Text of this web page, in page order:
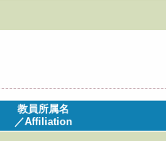
教員所属名
／Affiliation